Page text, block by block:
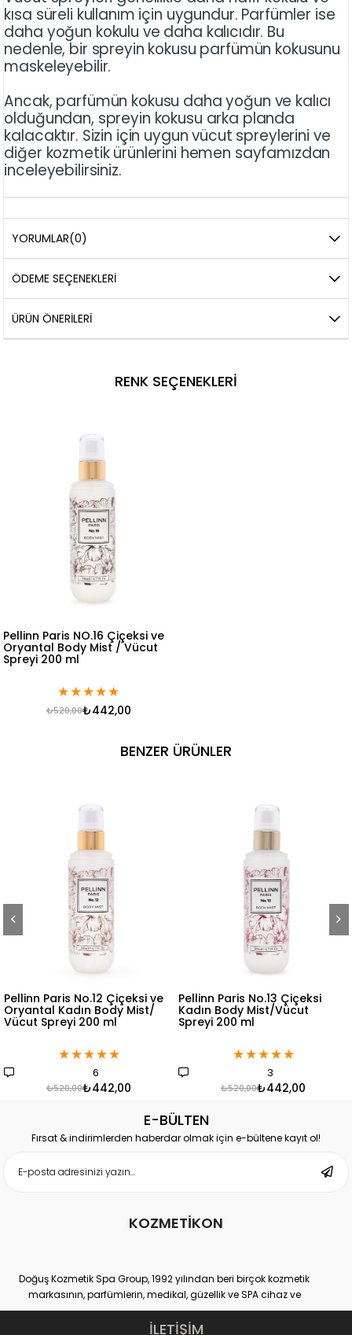
kısa süreli kullanım için uygundur. Parfümler ise
daha yoğun kokulu ve daha kalıcıdır. Bu
nedenle, bir spreyin kokusu parfümün kokusunu
maskeleyebilir.
Ancak, parfümün kokusu daha yoğun ve kalıcı
olduğundan, spreyin kokusu arka planda
kalacaktır. Sizin için uygun vücut spreylerini ve
diğer kozmetik ürünlerini hemen sayfamızdan
inceleyebilirsiniz.
YORUMLAR(0)
ÖDEME SEÇENEKLERI
ÜRÜN ÖNERILERI
RENK SEÇENEKLERI
Pellinn Paris NO.16 Çiçeksi ve
Oryantal Body Mist / Vücut
Spreyi 200 ml
★★★★★
₺442,00
₺520,00
BENZER ÜRÜNLER
Pellinn Paris No.12 Çiçeksi ve
Oryantal Kadın Body Mist/
Vücut Spreyi 200 ml
★★★★★
6
₺442,00
₺520,00
Pellinn Paris No.13 Çiçeksi
Kadın Body Mist/Vücut
Spreyi 200 ml
★★★★★
3
₺442,00
₺520,00
E-BÜLTEN
Fırsat & indirimlerden haberdar olmak için e-bültene kayıt ol!
KOZMETİKON
Doğuş Kozmetik Spa Group, 1992 yılından beri birçok kozmetik
markasının, parfümlerin, medikal, güzellik ve SPA cihaz ve
ekipmanlarının hem distribütörlüğünü hem de üretimini yapan
yurtiçi ve yurtdışı binlerce müşteri sayısına ulaşmış, kendi
İLETİŞİM